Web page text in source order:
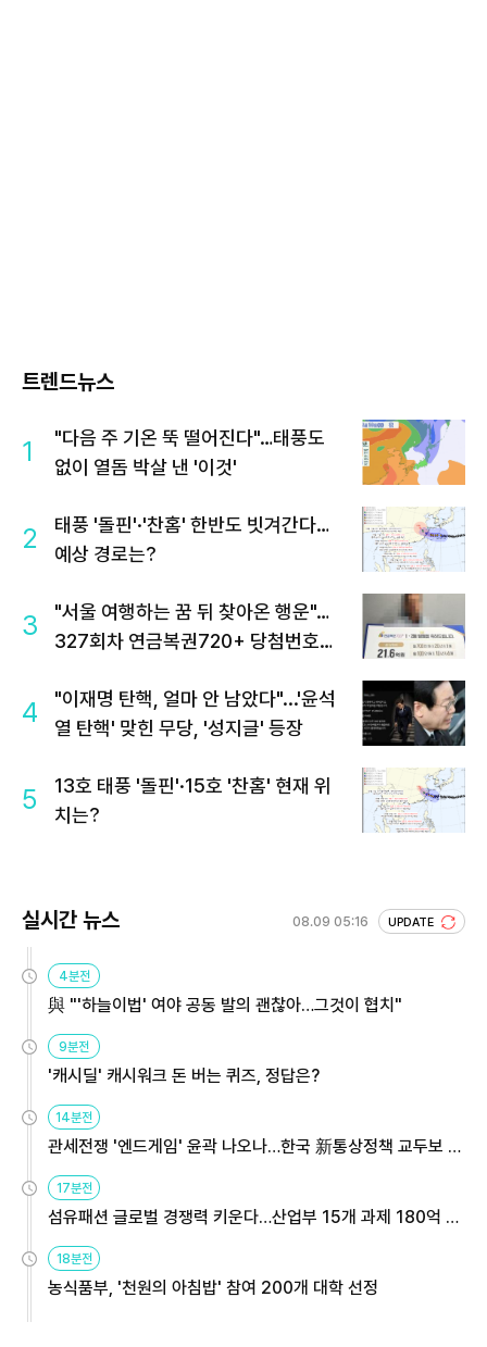
트렌드뉴스
1
"다음 주 기온 뚝 떨어진다"…태풍도
없이 열돔 박살 낸 '이것'
2
태풍 '돌핀'·'찬홈' 한반도 빗겨간다…
예상 경로는?
3
"서울 여행하는 꿈 뒤 찾아온 행운"…
327회차 연금복권720+ 당첨번호조
4
"이재명 탄핵, 얼마 안 남았다"...'윤석
열 탄핵' 맞힌 무당, '성지글' 등장
5
13호 태풍 '돌핀'·15호 '찬홈' 현재 위
치는?
실시간 뉴스 08.09 05:16 UPDATE
4분전
與 "'하늘이법' 여야 공동 발의 괜찮아…그것이 협치"
9분전
'캐시딜' 캐시워크 돈 버는 퀴즈, 정답은?
14분전
관세전쟁 '엔드게임' 윤곽 나오나…한국 新통상정책 교두보 활
17분전
섬유패션 글로벌 경쟁력 키운다…산업부 15개 과제 180억 지
18분전
농식품부, '천원의 아침밥' 참여 200개 대학 선정